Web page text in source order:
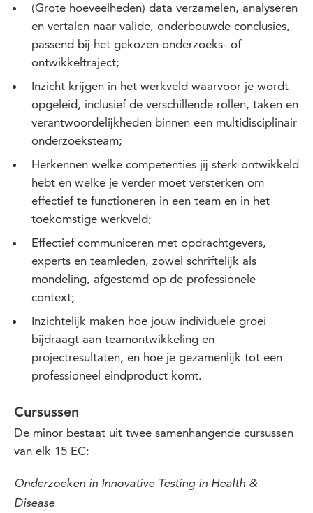
(Grote hoeveelheden) data verzamelen, analyseren
en vertalen naar valide, onderbouwde conclusies,
passend bij het gekozen onderzoeks- of
ontwikkeltraject;
Inzicht krijgen in het werkveld waarvoor je wordt
opgeleid, inclusief de verschillende rollen, taken en
verantwoordelijkheden binnen een multidisciplinair
onderzoeksteam;
Herkennen welke competenties jij sterk ontwikkeld
hebt en welke je verder moet versterken om
effectief te functioneren in een team en in het
toekomstige werkveld;
Effectief communiceren met opdrachtgevers,
experts en teamleden, zowel schriftelijk als
mondeling, afgestemd op de professionele
context;
Inzichtelijk maken hoe jouw individuele groei
bijdraagt aan teamontwikkeling en
projectresultaten, en hoe je gezamenlijk tot een
professioneel eindproduct komt.
Cursussen
De minor bestaat uit twee samenhangende cursussen
van elk 15 EC:
Onderzoeken in Innovative Testing in Health &
Disease